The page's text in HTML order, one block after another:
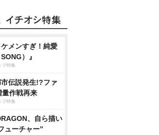
メンすぎ！純愛
）』
プ特集
伝説発生!?ファ
量作戦再来
プ特集
、自ら描い
ューチャー”